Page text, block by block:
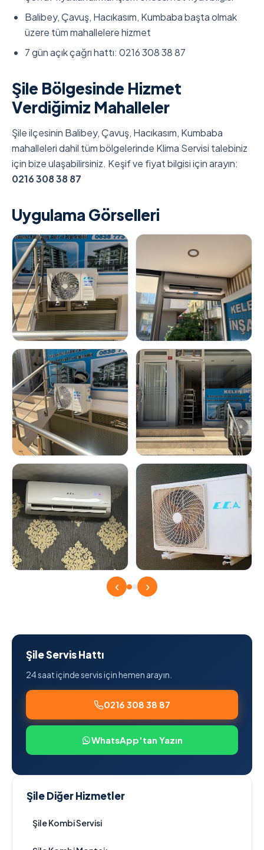
Balibey, Çavuş, Hacıkasım, Kumbaba başta olmak
üzere tüm mahallelere hizmet
7 gün açık çağrı hattı: 0216 308 38 87
Şile Bölgesinde Hizmet
Verdiğimiz Mahalleler
Şile ilçesinin Balibey, Çavuş, Hacıkasım, Kumbaba
mahalleleri dahil tüm bölgelerinde Klima Servisi talebiniz
için bize ulaşabilirsiniz. Keşif ve fiyat bilgisi için arayın:
0216 308 38 87
Uygulama Görselleri
‹ ›
Şile Servis Hattı
24 saat içinde servis için hemen arayın.
0216 308 38 87
WhatsApp'tan Yazın
Şile Diğer Hizmetler
Şile Kombi Servisi